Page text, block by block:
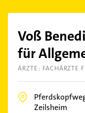
Voß
für
ÄRZTE: FACHÄRZTE
Zeilsheim